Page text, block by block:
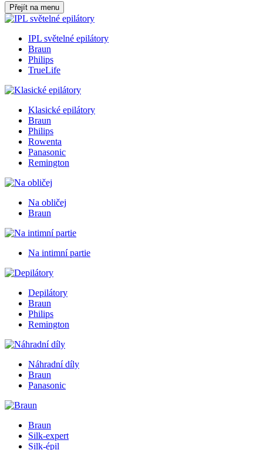
Přejít na menu
IPL světelné epilátory
Braun
Philips
TrueLife
Klasické epilátory
Braun
Philips
Rowenta
Panasonic
Remington
Na obličej
Braun
Na intimní partie
Depilátory
Braun
Philips
Remington
Náhradní díly
Braun
Panasonic
Braun
Silk-expert
Silk-épil